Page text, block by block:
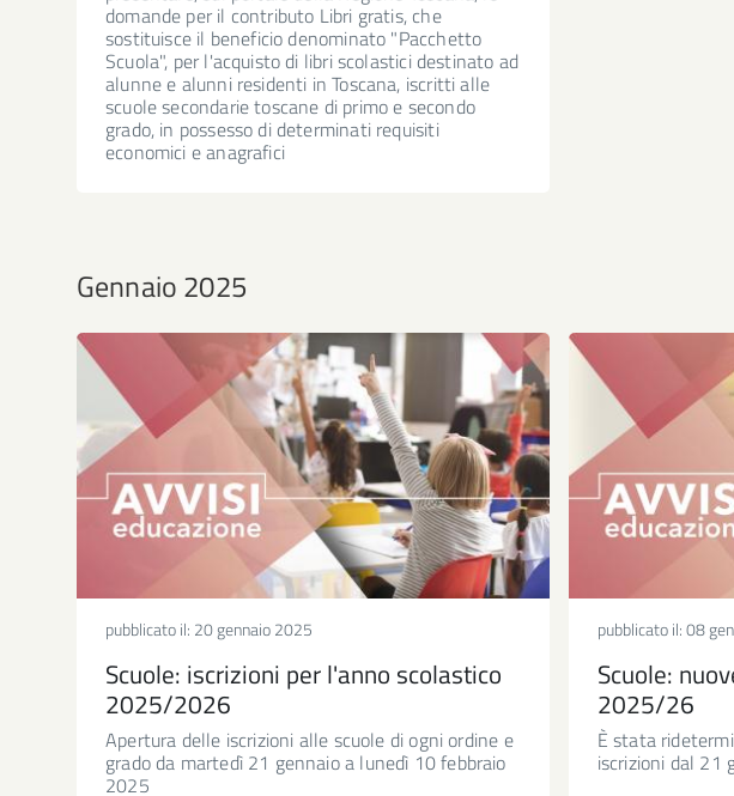
domande per il contributo Libri gratis, che
sostituisce il beneficio denominato "Pacchetto
Scuola", per l'acquisto di libri scolastici destinato ad
alunne e alunni residenti in Toscana, iscritti alle
scuole secondarie toscane di primo e secondo
grado, in possesso di determinati requisiti
economici e anagrafici
Gennaio 2025
pubblicato il: 20 gennaio 2025
Scuole: iscrizioni per l'anno scolastico
2025/2026
Apertura delle iscrizioni alle scuole di ogni ordine e
grado da martedì 21 gennaio a lunedì 10 febbraio
2025
pubblicato il:08
Scuole:
2025/26
È stata
iscrizioni dal 21